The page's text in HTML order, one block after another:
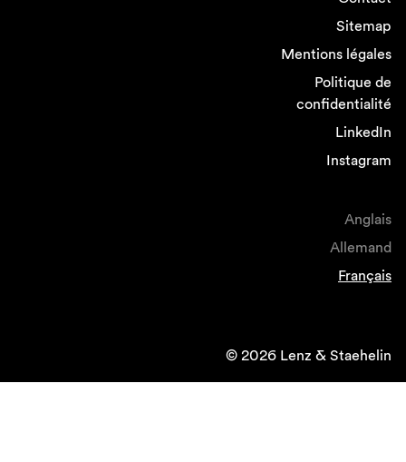
Sitemap
Mentions légales
Politique de
confidentialité
LinkedIn
Instagram
Anglais
Allemand
Français
© 2026 Lenz & Staehelin